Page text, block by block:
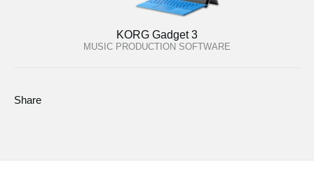
KORG Gadget 3
MUSIC PRODUCTION SOFTWARE
Share